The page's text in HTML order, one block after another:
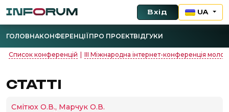
Вхід UA
ГОЛОВНАКОНФЕРЕНЦІЇПРО ПРОЕКТВІДГУКИ
Список конференцій IIІ Міжнародна інтернет-конференція
СТАТТІ
Смітюх О.В., Марчук О.В.